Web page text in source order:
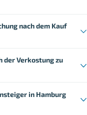
nach dem Kauf
der Verkostung zu
in Hamburg